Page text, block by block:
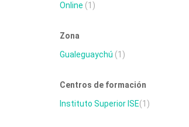
Online (1)
Zona
Gualeguaychú (1)
Centros de formación
Instituto Superior ISE(1)